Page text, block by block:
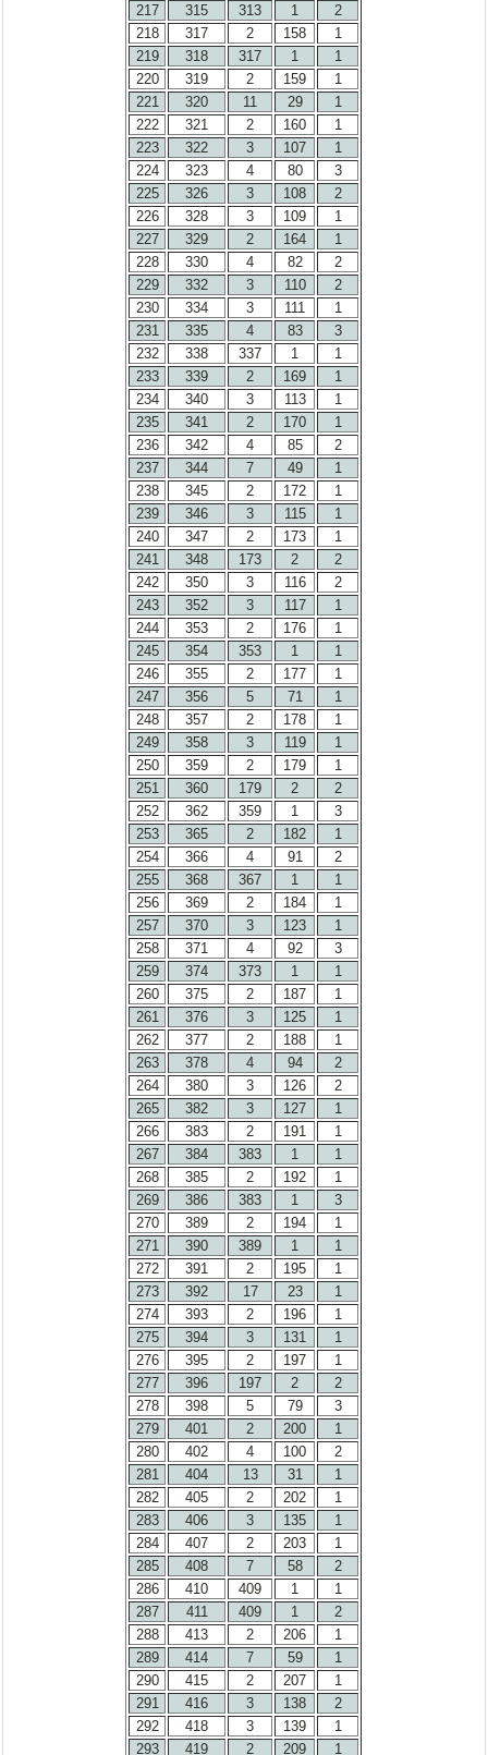
217
315 313 1
2
218
317 2 158
1
219
318 317 1
1
220
319 2 159
1
221
320 11 29
1
222
321 2 160
1
223
322 3 107
1
224
323 4 80
3
225
326 3 108
2
226
328 3 109
1
227
329 2 164
1
228
330 4 82
2
229
332 3 110
2
230
334 3 111
1
231
335 4 83
3
232
338 337 1
1
233
339 2 169
1
234
340 3 113
1
235
341 2 170
1
236
342 4 85
2
237
344 7 49
1
238
345 2 172
1
239
346 3 115
1
240
347 2 173
1
241
348 173 2
2
242
350 3 116
2
243
352 3 117
1
244
353 2 176
1
245
354 353 1
1
246
355 2 177
1
247
356 5 71
1
248
357 2 178
1
249
358 3 119
1
250
359 2 179
1
251
360 179 2
2
252
362 359 1
3
253
365 2 182
1
254
366 4 91
2
255
368 367 1
1
256
369 2 184
1
257
370 3 123
1
258
371 4 92
3
259
374 373 1
1
260
375 2 187
1
261
376 3 125
1
262
377 2 188
1
263
378 4 94
2
264
380 3 126
2
265
382 3 127
1
266
383 2 191
1
267
384 383 1
1
268
385 2 192
1
269
386 383 1
3
270
389 2 194
1
271
390 389 1
1
272
391 2 195
1
273
392 17 23
1
274
393 2 196
1
275
394 3 131
1
276
395 2 197
1
277
396 197 2
2
278
398 5 79
3
279
401 2 200
1
280
402 4 100
2
281
404 13 31
1
282
405 2 202
1
283
406 3 135
1
284
407 2 203
1
285
408 7 58
2
286
410 409 1
1
287
411 409 1
2
288
413 2 206
1
289
414 7 59
1
290
415 2 207
1
291
416 3 138
2
292
418 3 139
1
293
419 2 209 1